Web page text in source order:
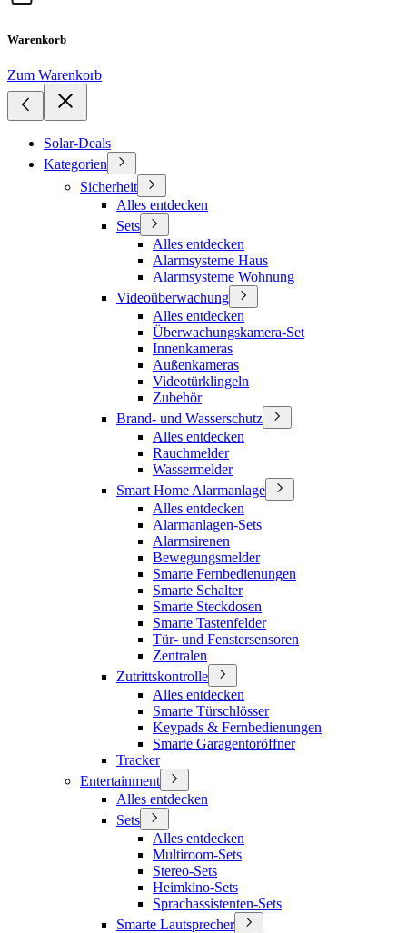
Warenkorb
Zum Warenkorb
Solar-Deals
Kategorien
Sicherheit
Alles entdecken
Sets
Alles entdecken
Alarmsysteme Haus
Alarmsysteme Wohnung
Videoüberwachung
Alles entdecken
Überwachungskamera-Set
Innenkameras
Außenkameras
Videotürklingeln
Zubehör
Brand- und Wasserschutz
Alles entdecken
Rauchmelder
Wassermelder
Smart Home Alarmanlage
Alles entdecken
Alarmanlagen-Sets
Alarmsirenen
Bewegungsmelder
Smarte Fernbedienungen
Smarte Schalter
Smarte Steckdosen
Smarte Tastenfelder
Tür- und Fenstersensoren
Zentralen
Zutrittskontrolle
Alles entdecken
Smarte Türschlösser
Keypads & Fernbedienungen
Smarte Garagentoröffner
Tracker
Entertainment
Alles entdecken
Sets
Alles entdecken
Multiroom-Sets
Stereo-Sets
Heimkino-Sets
Sprachassistenten-Sets
Smarte Lautsprecher